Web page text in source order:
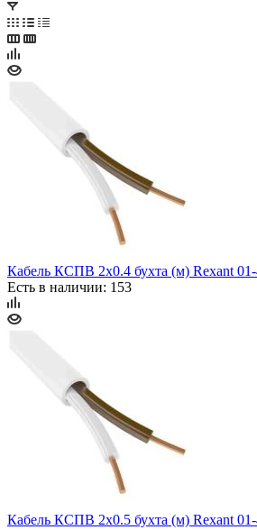
Кабель КСПВ 2х0.4 бухта (м) Rexant
Есть в наличии: 153
Кабель КСПВ 2х0.5 бухта (м) Rexant